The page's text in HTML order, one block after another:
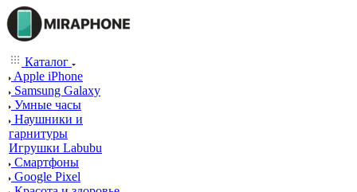
Каталог
Apple iPhone
Samsung Galaxy
Умные часы
Наушники и
гарнитуры
Игрушки Labubu
Смартфоны
Google Pixel